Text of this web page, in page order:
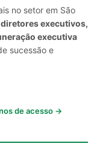
no setor em São
diretores executivos,
executiva
sucessão e
de acesso →